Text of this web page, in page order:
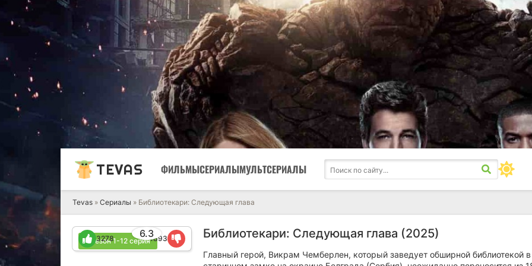
TEVAS ФИЛЬМЫСЕРИАЛЫМУЛЬТСЕРИАЛЫ
Tevas » Сериалы » Библиотекари: Следующая глава
Библиотекари: Следующая глава (2025)
1 сезон 1-12 серия
6.3
3278 1893
Главный герой, Викрам Чемберлен, который заведует обширной библиотекой в